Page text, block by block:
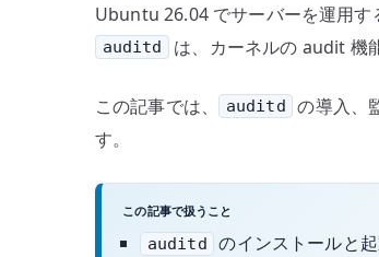
Ubuntu 26.04 でサーバーを運用す
auditd は、カーネルの audit 機
この記事では、 auditd の導入、
す。
この記事で扱うこと
auditd
のインストールと